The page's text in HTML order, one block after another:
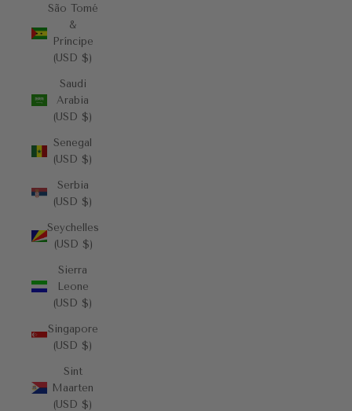
São Tomé
&
Príncipe
(USD $)
Saudi
Arabia
(USD $)
Senegal
(USD $)
Serbia
(USD $)
Seychelles
(USD $)
Sierra
Leone
(USD $)
Singapore
(USD $)
Sint
Maarten
(USD $)